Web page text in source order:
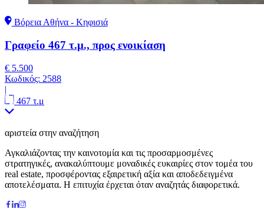
Βόρεια Αθήνα - Κηφισιά
Γραφείο 467 τ.μ., προς ενοικίαση
€ 5.500
Κωδικός: 2588
|
467 τ.μ
αριστεία στην αναζήτηση
Αγκαλιάζοντας την καινοτομία και τις προσαρμοσμένες
στρατηγικές, ανακαλύπτουμε μοναδικές ευκαιρίες στον τομέα του
real estate, προσφέροντας εξαιρετική αξία και αποδεδειγμένα
αποτελέσματα. Η επιτυχία έρχεται όταν αναζητάς διαφορετικά.